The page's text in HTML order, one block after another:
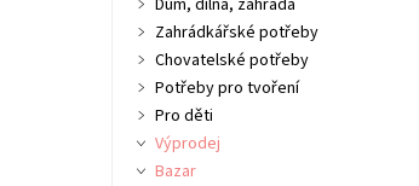
Dům, dílna, zahrada
Zahrádkářské potřeby
Chovatelské potřeby
Potřeby pro tvoření
Pro děti
Výprodej
Bazar